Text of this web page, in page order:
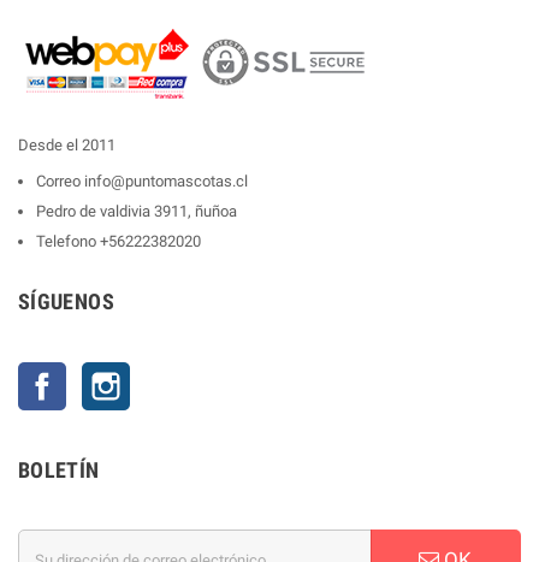
Desde el 2011
Correo info@puntomascotas.cl
Pedro de valdivia 3911, ñuñoa
Telefono +56222382020
SÍGUENOS
Facebook
BOLETÍN